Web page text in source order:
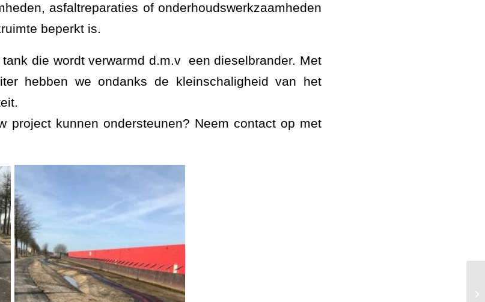
asfaltreparaties of onderhoudswerkzaamheden
beperkt is.
die wordt verwarmd d.m.v een dieselbrander. Met
hebben we ondanks de kleinschaligheid van het
project kunnen ondersteunen? Neem contact op met